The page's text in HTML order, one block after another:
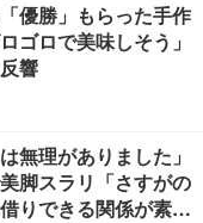
優勝」もらった手作
ゴロで美味しそう」
響
無理がありました」
脚スラリ「さすがの
りできる関係が素